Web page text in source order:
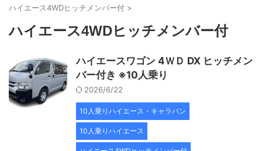
ハイエース4WDヒッチメンバー付 >
ハイエース4WDヒッチメンバー付
ハイエースワゴン 4ＷＤ DX ヒッチメン
バー付き ※10人乗り
2026/6/22
10人乗りハイエース・キャラバン
10人乗りハイエース